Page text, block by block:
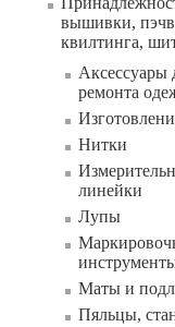
вышивки,
квилтинга,
Аксессуары
ремонта
Нитки
линейки
Лупы
Маты и
Пяльцы,